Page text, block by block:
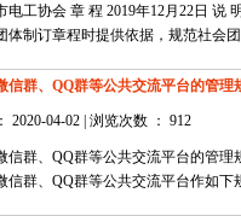
电工协会 章 程 2019年12月22日 说
体制订章程时提供依据，规范社会
信群、QQ群等公共交流平台的管理
2020-04-02 | 浏览次数 ： 912
信群、QQ群等公共交流平台的管
信群、QQ群等公共交流平台作如下